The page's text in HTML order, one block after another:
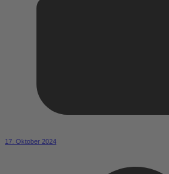
17. Oktober 2024